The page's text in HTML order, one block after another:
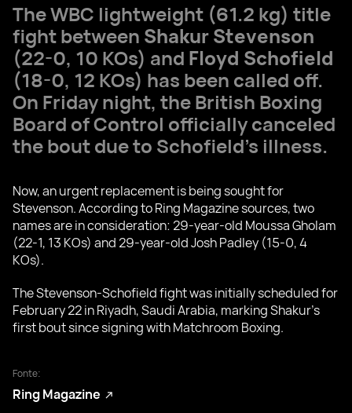
The WBC lightweight (61.2 kg) title
fight between Shakur Stevenson
(22-0, 10 KOs) and Floyd Schofield
(18-0, 12 KOs) has been called off.
On Friday night, the British Boxing
Board of Control officially canceled
the bout due to Schofield’s illness.
Now, an urgent replacement is being sought for
Stevenson. According to Ring Magazine sources, two
names are in consideration: 29-year-old Moussa Gholam
(22-1, 13 KOs) and 29-year-old Josh Padley (15-0, 4
KOs).
The Stevenson-Schofield fight was initially scheduled for
February 22 in Riyadh, Saudi Arabia, marking Shakur’s
first bout since signing with Matchroom Boxing.
Fonte:
Ring Magazine